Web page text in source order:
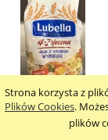
Strona korzysta z
Plików Cookies.
plików